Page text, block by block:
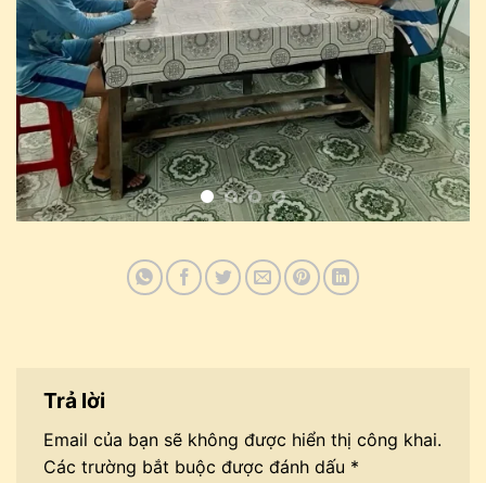
Trả lời
Email của bạn sẽ không được hiển thị công khai.
Các trường bắt buộc được đánh dấu *